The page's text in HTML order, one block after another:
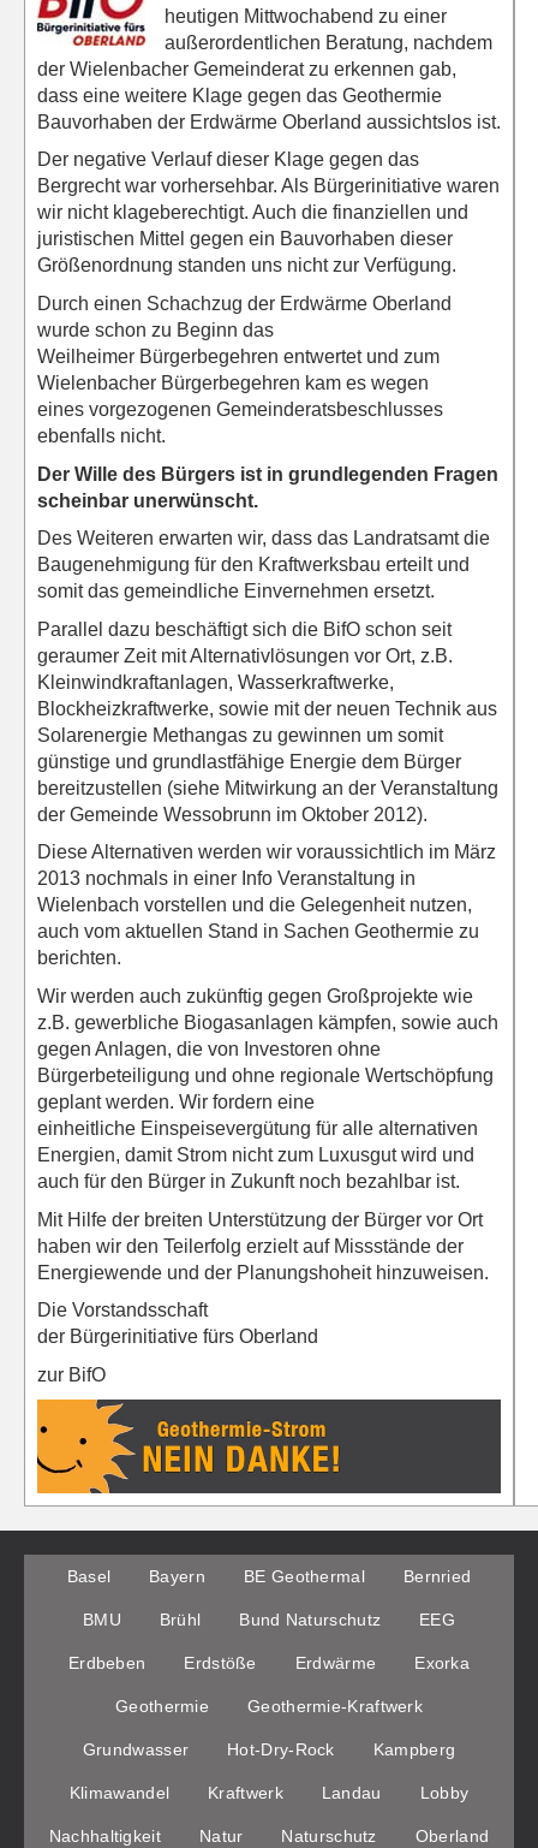
heutigen Mittwochabend zu einer
außerordentlichen Beratung, nachdem
der Wielenbacher Gemeinderat zu erkennen gab,
dass eine weitere Klage gegen das Geothermie
Bauvorhaben der Erdwärme Oberland aussichtslos ist.
Der negative Verlauf dieser Klage gegen das
Bergrecht war vorhersehbar. Als Bürgerinitiative waren
wir nicht klageberechtigt. Auch die finanziellen und
juristischen Mittel gegen ein Bauvorhaben dieser
Größenordnung standen uns nicht zur Verfügung.
Durch einen Schachzug der Erdwärme Oberland
wurde schon zu Beginn das
Weilheimer Bürgerbegehren entwertet und zum
Wielenbacher Bürgerbegehren kam es wegen
eines vorgezogenen Gemeinderatsbeschlusses
ebenfalls nicht.
Der Wille des Bürgers ist in grundlegenden Fragen
scheinbar unerwünscht.
Des Weiteren erwarten wir, dass das Landratsamt die
Baugenehmigung für den Kraftwerksbau erteilt und
somit das gemeindliche Einvernehmen ersetzt.
Parallel dazu beschäftigt sich die BifO schon seit
geraumer Zeit mit Alternativlösungen vor Ort, z.B.
Kleinwindkraftanlagen, Wasserkraftwerke,
Blockheizkraftwerke, sowie mit der neuen Technik aus
Solarenergie Methangas zu gewinnen um somit
günstige und grundlastfähige Energie dem Bürger
bereitzustellen (siehe Mitwirkung an der Veranstaltung
der Gemeinde Wessobrunn im Oktober 2012).
Diese Alternativen werden wir voraussichtlich im März
2013 nochmals in einer Info Veranstaltung in
Wielenbach vorstellen und die Gelegenheit nutzen,
auch vom aktuellen Stand in Sachen Geothermie zu
berichten.
Wir werden auch zukünftig gegen Großprojekte wie
z.B. gewerbliche Biogasanlagen kämpfen, sowie auch
gegen Anlagen, die von Investoren ohne
Bürgerbeteiligung und ohne regionale Wertschöpfung
geplant werden. Wir fordern eine
einheitliche Einspeisevergütung für alle alternativen
Energien, damit Strom nicht zum Luxusgut wird und
auch für den Bürger in Zukunft noch bezahlbar ist.
Mit Hilfe der breiten Unterstützung der Bürger vor Ort
haben wir den Teilerfolg erzielt auf Missstände der
Energiewende und der Planungshoheit hinzuweisen.
Die Vorstandsschaft
der Bürgerinitiative fürs Oberland
zur BifO
Basel Bayern BE Geothermal Bernried
BMU Brühl Bund Naturschutz EEG
Erdbeben Erdstöße Erdwärme Exorka
Geothermie Geothermie-Kraftwerk
Grundwasser Hot-Dry-Rock Kampberg
Klimawandel Kraftwerk Landau Lobby
Nachhaltigkeit Natur Naturschutz Oberland